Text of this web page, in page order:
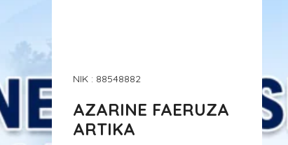
NIK : 88548882
AZARINE FAERUZA
ARTIKA